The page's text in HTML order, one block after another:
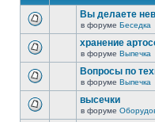
Вы делаете
в форуме Беседка
хранение
в форуме Выпечка
Вопросы по
в форуме Выпечка
высечки
в форуме